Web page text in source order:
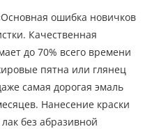
ошибка новичков
Качественная
до 70% всего времени
пятна или глянец
самая дорогая эмаль
Нанесение краски
без абразивной